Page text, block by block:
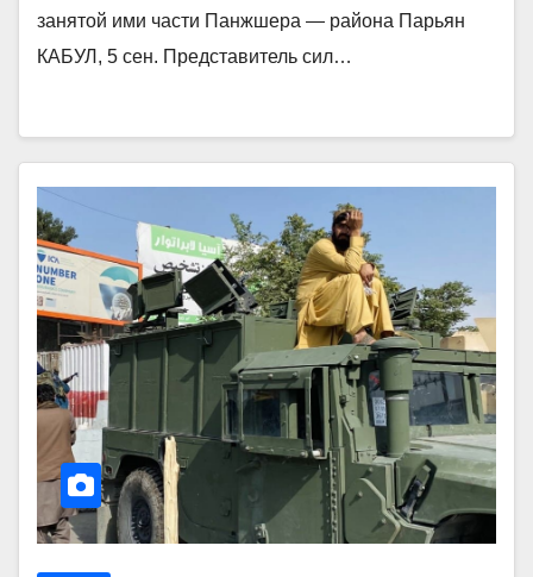
занятой ими части Панжшера — района Парьян
КАБУЛ, 5 сен. Представитель сил…